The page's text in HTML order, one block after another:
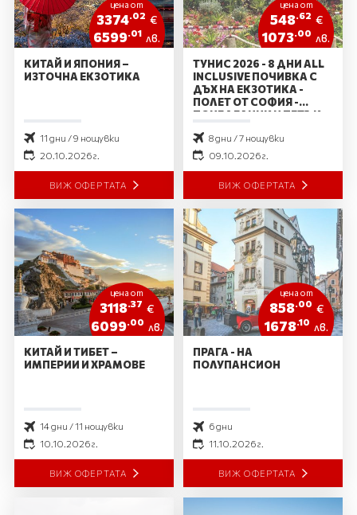
цена от
3374.02 €
6599.01 лв.
КИТАЙ И ЯПОНИЯ –
ИЗТОЧНА ЕКЗОТИКА
11 дни / 9 нощувки
20.10.2026 г.
ВИЖ ОФЕРТАТА
цена от
548.62 €
1073.00 лв.
ТУНИС 2026 - 8 ДНИ ALL
INCLUSIVE ПОЧИВКА С
ДЪХ НА ЕКЗОТИКА -
ПОЛЕТ ОТ СОФИЯ -
ПОНЕДЕЛНИК И ПЕТЪК
8 дни / 7 нощувки
09.10.2026 г.
ВИЖ ОФЕРТАТА
цена от
3118.37 €
6099.00 лв.
КИТАЙ И ТИБЕТ –
ИМПЕРИИ И ХРАМОВЕ
14 дни / 11 нощувки
10.10.2026 г.
ВИЖ ОФЕРТАТА
цена от
858.00 €
1678.10 лв.
ПРАГА - НА
ПОЛУПАНСИОН
6 дни
11.10.2026 г.
ВИЖ ОФЕРТАТА